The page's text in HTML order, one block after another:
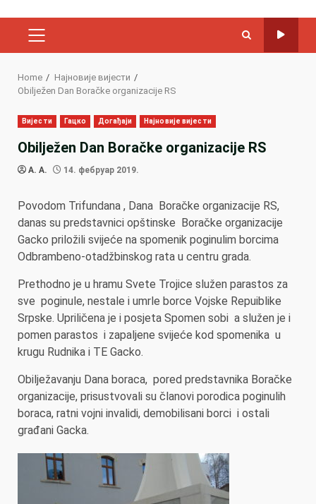
PRIMARY
Home
Најновије вијести
Obilježen Dan Boračke organizacije RS
Вијести Гацко Догађаји Најновије вијести
Obilježen Dan Boračke organizacije RS
A. A. 14. фебруар 2019.
Povodom Trifundana , Dana Boračke organizacije RS,
danas su predstavnici opštinske Boračke organizacije
Gacko priložili svijeće na spomenik poginulim borcima
Odbrambeno-otadžbinskog rata u centru grada.
Prethodno je u hramu Svete Trojice služen parastos za
sve poginule, nestale i umrle borce Vojske Repuiblike
Srpske. Upriličena je i posjeta Spomen sobi a služen je i
pomen parastos i zapaljene svijeće kod spomenika u
krugu Rudnika i TE Gacko.
Obilježavanju Dana boraca, pored predstavnika Boračke
organizacije, prisustvovali su članovi porodica poginulih
boraca, ratni vojni invalidi, demobilisani borci i ostali
građani Gacka.